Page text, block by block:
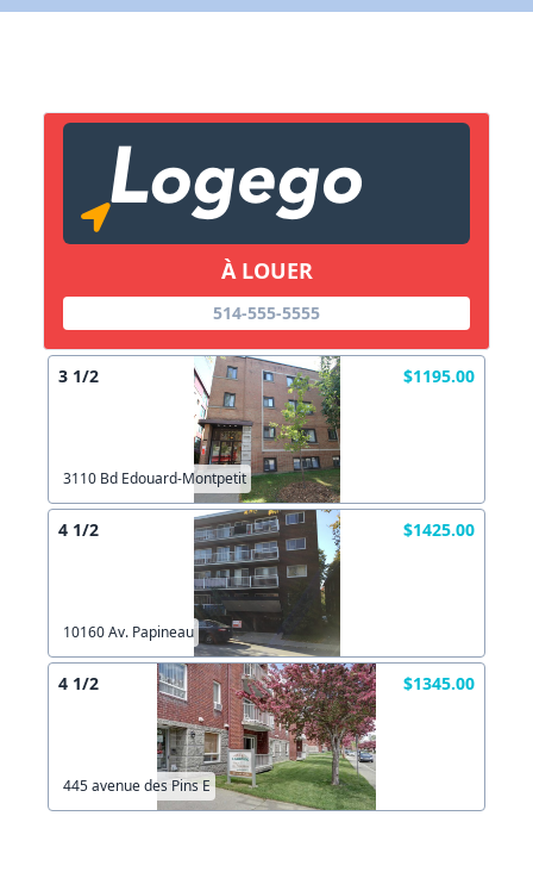
À LOUER
514-555-5555
3 1/2 $1195.00
3110 Bd Edouard-Montpetit
4 1/2 $1425.00
10160 Av. Papineau
4 1/2 $1345.00
445 avenue des Pins E
Lien vers inscription (sera inclus dans courriel)
Copier lien
X Fermer Envoyez
X Fermer